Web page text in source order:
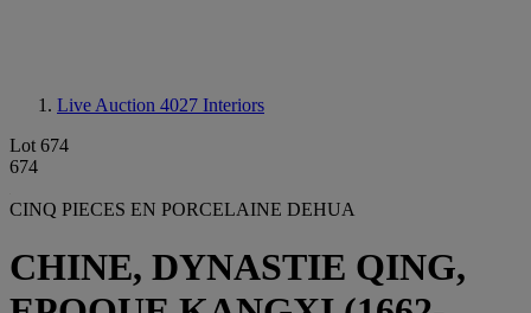
Live Auction 4027 Interiors
Lot 674
674
CINQ PIECES EN PORCELAINE DEHUA
CHINE, DYNASTIE QING,